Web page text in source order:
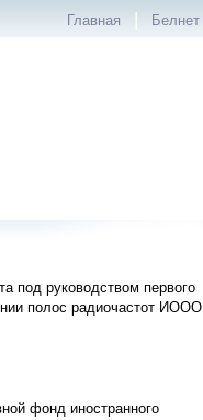
Главная | Белнет
под руководством первого
полос радиочастот ИООО
фонд иностранного